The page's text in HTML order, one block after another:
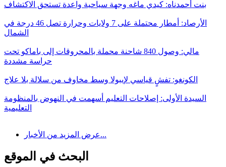
بنت أحمدناه: كيدي ماغه وجهة سياحية واعدة تستحق الاكتشاف
الأرصاد: أمطار محتملة على 7 ولايات وحرارة تصل 46 درجة في
الشمال
مالي: وصول 840 شاحنة محملة بالمحروقات إلى باماكو تحت
حراسة مشددة
الكونغو: تفشٍ قياسي لإيبولا وسط مخاوف من سلالة بلا علاج
السيدة الأولى: إصلاحات التعليم أسهمت في النهوض بالمنظومة
التعليمية
عرض المزيد من الأخبار...
البحث في الموقع